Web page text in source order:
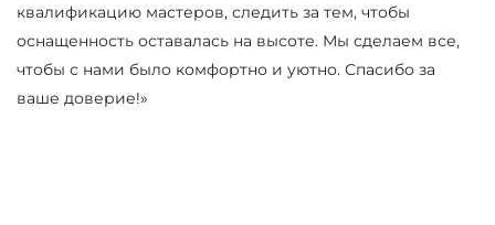
квалификацию мастеров, следить за тем, чтобы
оснащенность оставалась на высоте. Мы сделаем все,
чтобы с нами было комфортно и уютно. Спасибо за
ваше доверие!»